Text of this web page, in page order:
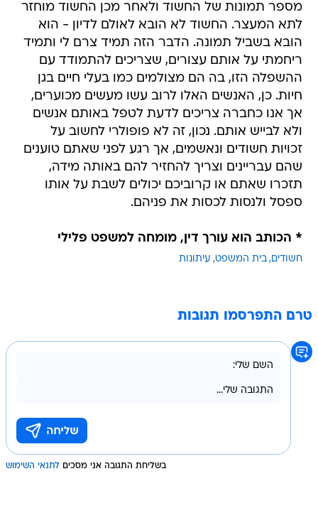
מספר תמונות של החשוד ולאחר מכן החשוד מוחזר
לתא המעצר. החשוד לא הובא לאולם לדיון - הוא
הובא בשביל תמונה. הדבר הזה תמיד צרם לי ותמיד
ריחמתי על אותם עצורים, שצריכים להתמודד עם
ההשפלה הזו, בה הם מצולמים כמו בעלי חיים בגן
חיות. כן, האנשים האלו לרוב עשו מעשים מכוערים,
אך אנו כחברה צריכים לדעת לטפל באותם אנשים
ולא לבייש אותם. נכון, זה לא פופולרי לחשוב על
זכויות חשודים ונאשמים, אך רגע לפני שאתם טוענים
שהם עבריינים וצריך להחזיר להם באותה מידה,
תזכרו שאתם או קרוביכם יכולים לשבת על אותו
ספסל ולנסות לכסות את פניהם.
* הכותב הוא עורך דין, מומחה למשפט פלילי
חשודים בית המשפט עיתונות
טרם התפרסמו תגובות
בשליחת התגובה אני מסכים לתנאי השימוש